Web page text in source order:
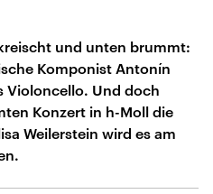
und unten brummt:
Komponist Antonín
Violoncello. Und doch
Konzert in h-Moll die
Weilerstein wird es am